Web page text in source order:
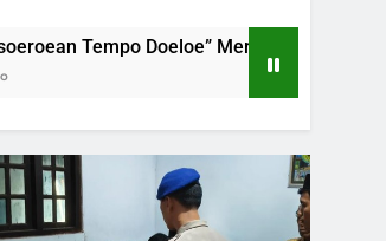
Meriahkan Kota Pasuruan, Wali Kota